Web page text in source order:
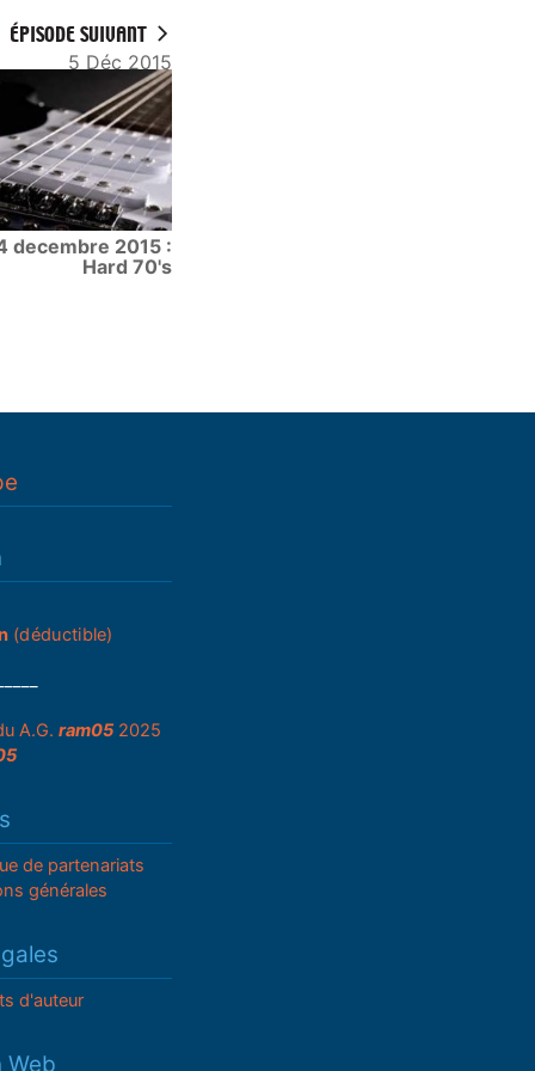
ÉPISODE SUIVANT
5 Déc 2015
decembre 2015 :
Hard 70's
(déductible)
A.G. ram052025
de partenariats
générales
d'auteur
Web